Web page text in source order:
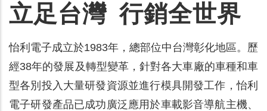
立足台灣 行銷全世界
怡利電子成立於1983年，總部位中台灣彰化地區。歷
經38年的發展及轉型變革，針對各大車廠的車種和車
型各別投入大量研發資源並進行模具開發工作，怡利
電子研發產品已成功廣泛應用於車載影音導航主機、